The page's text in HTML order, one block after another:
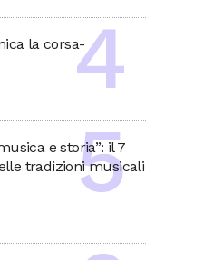
la corsa-
e storia”: il 7
tradizioni musicali